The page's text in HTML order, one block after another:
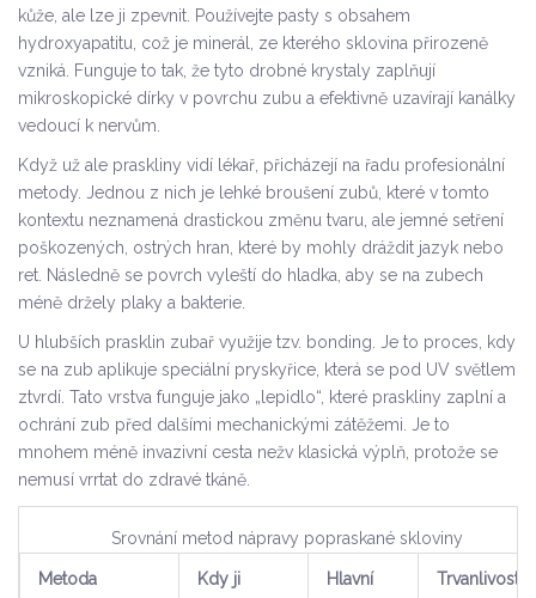
kůže, ale lze ji zpevnit. Používejte pasty s obsahem
hydroxyapatitu , což je minerál, ze kterého sklovina přirozeně
vzniká. Funguje to tak, že tyto drobné krystaly zaplňují
mikroskopické dírky v povrchu zubu a efektivně uzavírají kanálky
vedoucí k nervům.
Když už ale praskliny vidí lékař, přicházejí na řadu profesionální
metody. Jednou z nich je lehké broušení zubů , které v tomto
kontextu neznamená drastickou změnu tvaru, ale jemné setření
poškozených, ostrých hran, které by mohly dráždit jazyk nebo
ret. Následně se povrch vyleští do hladka, aby se na zubech
méně držely plaky a bakterie.
U hlubších prasklin zubař využije tzv. bonding. Je to proces, kdy
se na zub aplikuje speciální pryskyřice, která se pod UV světlem
ztvrdí. Tato vrstva funguje jako „lepidlo“, které praskliny zaplní a
ochrání zub před dalšími mechanickými zátěžemi. Je to
mnohem méně invazivní cesta nežv klasická výplň, protože se
nemusí vrrtat do zdravé tkáně.
Srovnání metod nápravy popraskané skloviny
Metoda
Kdy ji
Hlavní
Trvanlivost